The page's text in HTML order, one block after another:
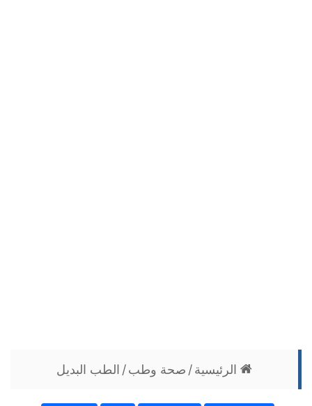
الرئيسية/ صحة وطب/ الطب البديل